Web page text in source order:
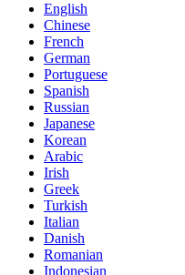
English
Chinese
French
German
Portuguese
Spanish
Russian
Japanese
Korean
Arabic
Irish
Greek
Turkish
Italian
Danish
Romanian
Indonesian